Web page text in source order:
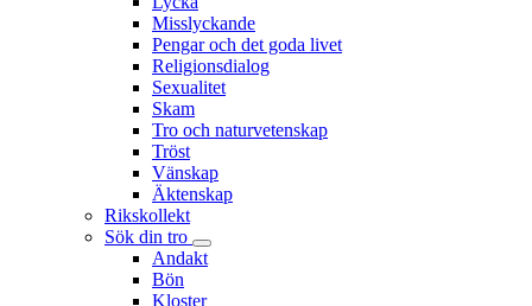
Misslyckande
Pengar och det goda livet
Religionsdialog
Sexualitet
Skam
Tro och naturvetenskap
Tröst
Vänskap
Äktenskap
Rikskollekt
Sök din tro
Andakt
Bön
Kloster